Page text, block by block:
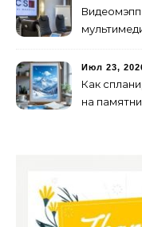
будущего
Июл 23,
Как
на